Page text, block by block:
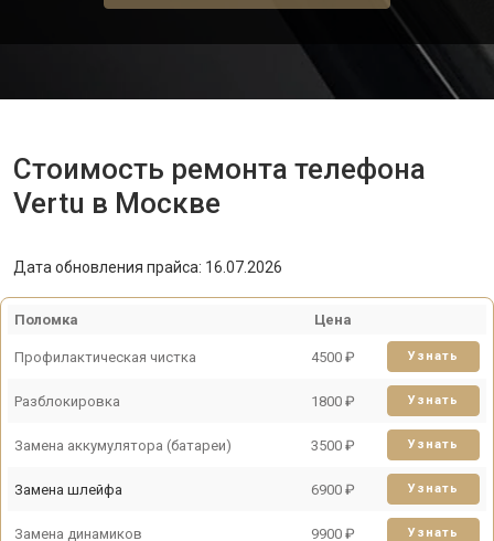
Стоимость ремонта телефона
Vertu в Москве
Дата обновления прайса: 16.07.2026
Поломка Цена
Профилактическая чистка 4500 ₽ Узнать
Разблокировка 1800 ₽ Узнать
Замена аккумулятора (батареи) 3500 ₽ Узнать
Замена шлейфа 6900 ₽ Узнать
Замена динамиков 9900 ₽ Узнать